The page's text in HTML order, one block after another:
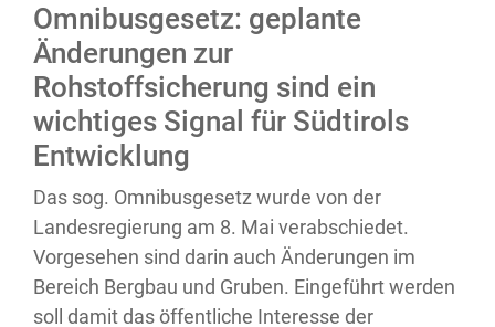
Omnibusgesetz: geplante
Änderungen zur
Rohstoffsicherung sind ein
wichtiges Signal für Südtirols
Entwicklung
Das sog. Omnibusgesetz wurde von der
Landesregierung am 8. Mai verabschiedet.
Vorgesehen sind darin auch Änderungen im
Bereich Bergbau und Gruben. Eingeführt werden
soll damit das öffentliche Interesse der